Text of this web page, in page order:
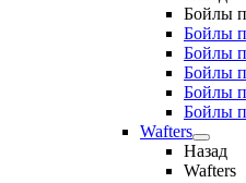
Бойлы
Бойлы
Бойлы
Бойлы
Бойлы
Бойлы
Wafters
Назад
Wafters